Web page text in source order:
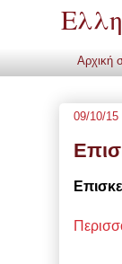
Αρχική
09/10/15